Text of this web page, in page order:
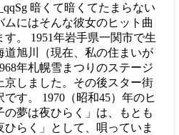
暗くて暗くてたまらない
にはそんな彼女のヒット曲
。 1951年岩手県一関市で生
道旭川（現在、私の住まいが
年札幌雪まつりのステージ
京しました。その後スター街
す。 1970（昭和45）年のヒ
の夢は夜ひらく」は、もとも
らく」として、唄っていま